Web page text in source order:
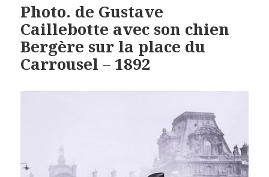
Photo. de Gustave
Caillebotte avec son chien
Bergère sur la place du
Carrousel – 1892